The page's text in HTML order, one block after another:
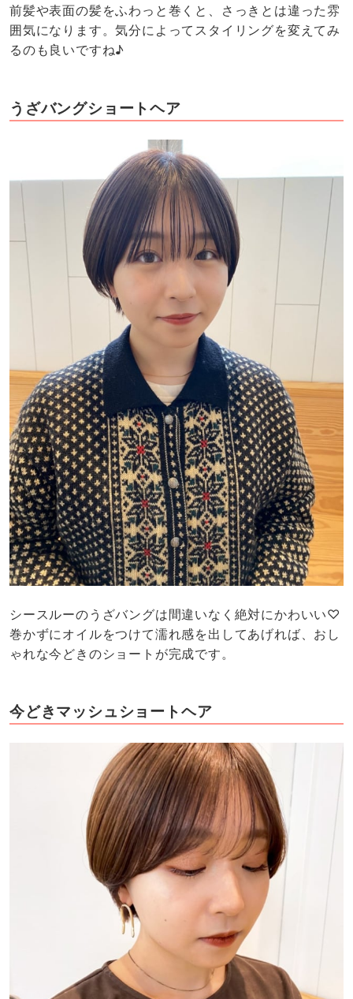
前髪や表面の髪をふわっと巻くと、さっきとは違った雰
囲気になります。気分によってスタイリングを変えてみ
るのも良いですね♪
うざバングショートヘア
シースルーのうざバングは間違いなく絶対にかわいい♡
巻かずにオイルをつけて濡れ感を出してあげれば、おし
ゃれな今どきのショートが完成です。
今どきマッシュショートヘア